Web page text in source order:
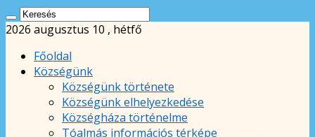
2026 augusztus 10 , hétfő
Főoldal
Községünk
Községünk története
Községünk elhelyezkedése
Községháza történelme
Tóalmás információs térképe